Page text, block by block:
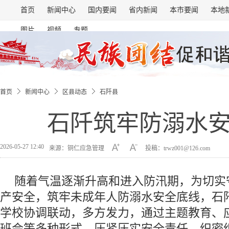
首页 新闻中心 国内要闻 省内新闻 本市要闻 本地
图片 视频 专题
首页 新闻中心 区县动态 石阡县
石阡筑牢防溺水
2026-05-27 12:40 来源：铜仁应急管理 投稿：trwz001@126.com
随着气温逐渐升高和进入防汛期，为切
产安全，筑牢未成年人防溺水安全底线，石
学校协调联动，多方发力，通过主题教育、